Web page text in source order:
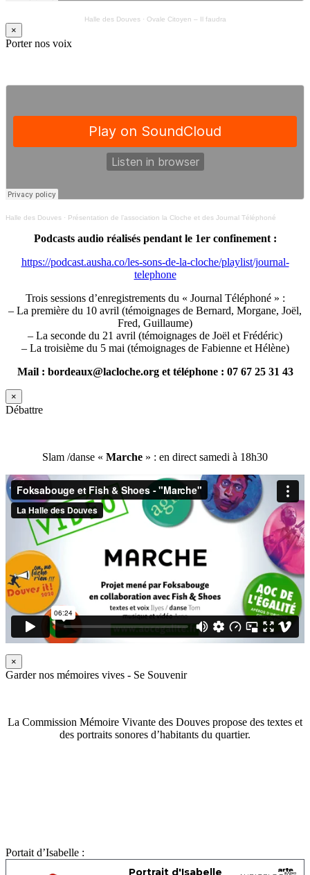
Halle des Douves· Ovale Citoyen – Il faudra
×
Porter nos voix
Halle des Douves · Présentation de l’association la Cloche et des Journal Téléphoné
Podcasts audio réalisés pendant le 1er confinement :
https://podcast.ausha.co/les-sons-de-la-cloche/playlist/journal-
telephone
Trois sessions d’enregistrements du « Journal Téléphoné » :
– La première du 10 avril (témoignages de Bernard, Morgane, Joël,
Fred, Guillaume)
– La seconde du 21 avril (témoignages de Joël et Frédéric)
– La troisième du 5 mai (témoignages de Fabienne et Hélène)
Mail : bordeaux@lacloche.org et téléphone : 07 67 25 31 43
×
Débattre
Slam /danse « Marche » : en direct samedi à 18h30
×
Garder nos mémoires vives - Se Souvenir
La Commission Mémoire Vivante des Douves propose des textes et
des portraits sonores d’habitants du quartier.
Portait d’Isabelle :